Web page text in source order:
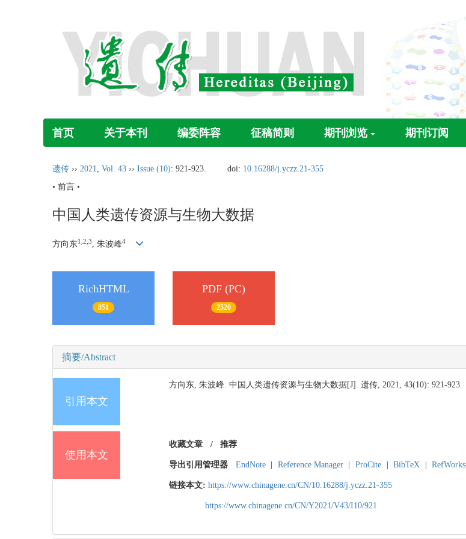
首页 关于本刊 编委阵容 征稿简则 期刊浏览 期刊订阅
遗传 ›› 2021, Vol. 43 ›› Issue (10): 921-923. doi: 10.16288/j.yczz.21-355
• 前言 •
中国人类遗传资源与生物大数据
方向东1, 2, 3, 朱波峰4
RichHTML
851
PDF (PC)
2520
摘要/Abstract
引用本文
方向东, 朱波峰. 中国人类遗传资源与生物大数据[J]. 遗传, 2021, 43(10): 921-923.
使用本文
收藏文章 / 推荐
导出引用管理器 EndNote Reference Manager ProCite BibTeX RefWorks
链接本文: https://www.chinagene.cn/CN/10.16288/j.yczz.21-355
https://www.chinagene.cn/CN/Y2021/V43/I10/921